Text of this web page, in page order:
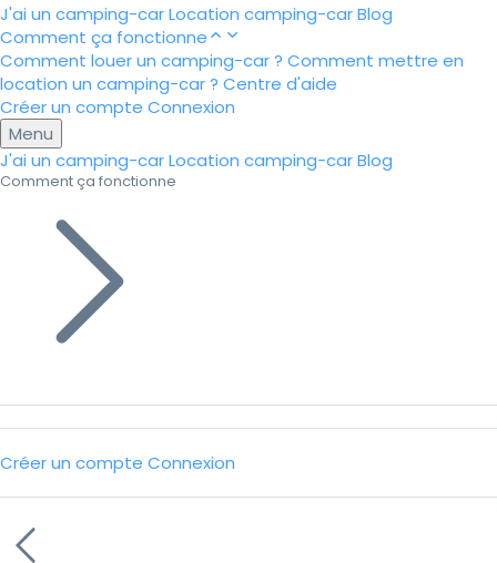
J'ai un camping-carLocation camping-carBlog
Comment ça fonctionne
Comment louer un camping-car ? Comment mettre en
location un camping-car ? Centre d'aide
Créer un compte Connexion
Menu
J'ai un camping-carLocation camping-carBlog
Comment ça fonctionne
Créer un compte Connexion